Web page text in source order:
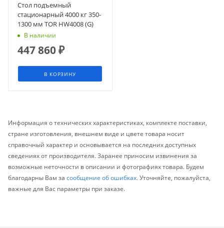
Стол подъемный
стационарный 4000 кг 350-
1300 мм TOR HW4008 (G)
В наличии
447 860₽
В КОРЗИНУ
Информация о технических характеристиках, комплекте поставки,
стране изготовления, внешнем виде и цвете товара носит
справочный характер и основывается на последних доступных
сведениях от производителя. Заранее приносим извинения за
возможные неточности в описании и фотографиях товара. Будем
благодарны Вам за сообщение об ошибках. Уточняйте, пожалуйста,
важные для Вас параметры при заказе.